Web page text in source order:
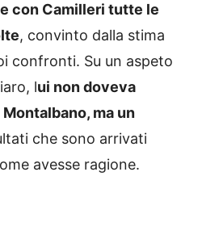
con Camilleri tutte le
, convinto dalla stima
confronti. Su un aspeto
lui non doveva
ma un
che sono arrivati
avesse ragione.